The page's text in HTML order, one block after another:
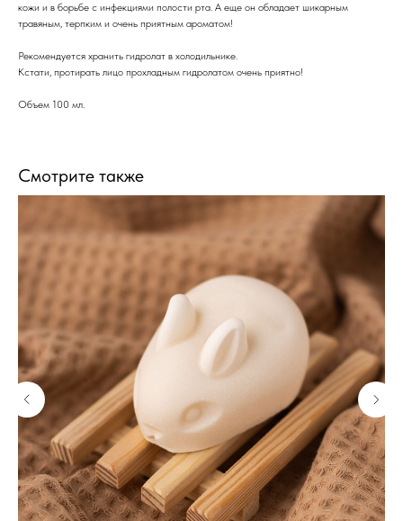
кожи и в борьбе с инфекциями полости рта. А еще он обладает шикарным
травяным, терпким и очень приятным ароматом!
Рекомендуется хранить гидролат в холодильнике.
Кстати, протирать лицо прохладным гидролатом очень приятно!
Объем 100 мл.
Смотрите также